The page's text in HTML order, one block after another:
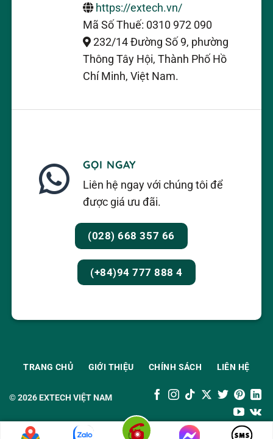
https://extech.vn/
Mã Số Thuế: 0310 972 090
232/14 Đường Số 9, phường
Thông Tây Hội, Thành Phố Hồ
Chí Minh, Việt Nam.
GỌI NGAY
Liên hệ ngay với chúng tôi để
được giá ưu đãi.
(028) 668 357 66
(+84)94 777 888 4
© 2026EXTECH VIỆT NAM
TRANG CHỦ GIỚI THIỆU CHÍNH SÁCH LIÊN HỆ